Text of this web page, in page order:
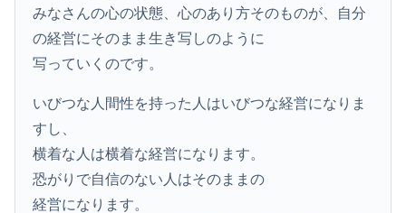
みなさんの心の状態、心のあり方そのものが、自分
の経営にそのまま生き写しのように
写っていくのです。
いびつな人間性を持った人はいびつな経営になりま
すし、
横着な人は横着な経営になります。
恐がりで自信のない人はそのままの
経営になります。